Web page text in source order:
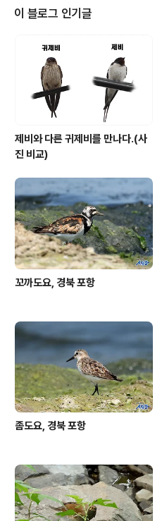
이 블로그 인기글
제비와 다른 귀제비를 만나다.(사
진 비교)
꼬까도요, 경북 포항
좀도요, 경북 포항